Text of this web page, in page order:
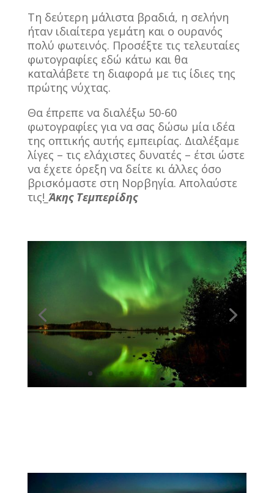
Τη δεύτερη μάλιστα βραδιά, η σελήνη
ήταν ιδιαίτερα γεμάτη και ο ουρανός
πολύ φωτεινός. Προσέξτε τις τελευταίες
φωτογραφίες εδώ κάτω και θα
καταλάβετε τη διαφορά με τις ίδιες της
πρώτης νύχτας.
Θα έπρεπε να διαλέξω 50-60
φωτογραφίες για να σας δώσω μία ιδέα
της οπτικής αυτής εμπειρίας. Διαλέξαμε
λίγες – τις ελάχιστες δυνατές – έτσι ώστε
να έχετε όρεξη να δείτε κι άλλες όσο
βρισκόμαστε στη Νορβηγία. Απολαύστε
τις! _Άκης Τεμπερίδης